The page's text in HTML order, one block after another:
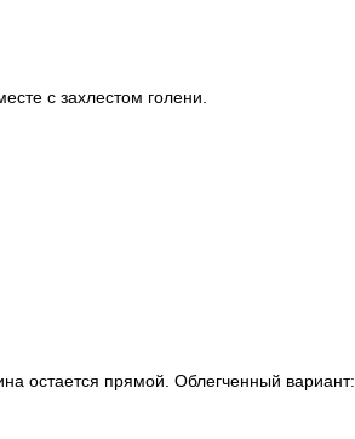
с захлестом голени.
остается прямой. Облегченный вариант: